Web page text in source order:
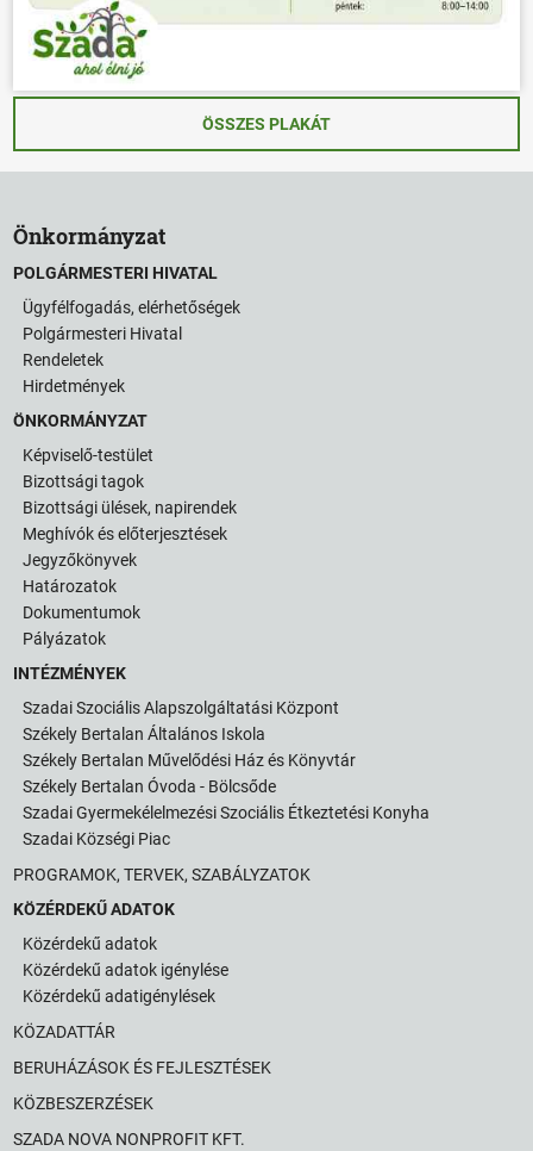
ÖSSZES PLAKÁT
Önkormányzat
POLGÁRMESTERI HIVATAL
Ügyfélfogadás, elérhetőségek
Polgármesteri Hivatal
Rendeletek
Hirdetmények
ÖNKORMÁNYZAT
Képviselő-testület
Bizottsági tagok
Bizottsági ülések, napirendek
Meghívók és előterjesztések
Jegyzőkönyvek
Határozatok
Dokumentumok
Pályázatok
INTÉZMÉNYEK
Szadai Szociális Alapszolgáltatási Központ
Székely Bertalan Általános Iskola
Székely Bertalan Művelődési Ház és Könyvtár
Székely Bertalan Óvoda - Bölcsőde
Szadai Gyermekélelmezési Szociális Étkeztetési Konyha
Szadai Községi Piac
PROGRAMOK, TERVEK, SZABÁLYZATOK
KÖZÉRDEKŰ ADATOK
Közérdekű adatok
Közérdekű adatok igénylése
Közérdekű adatigénylések
KÖZADATTÁR
BERUHÁZÁSOK ÉS FEJLESZTÉSEK
KÖZBESZERZÉSEK
SZADA NOVA NONPROFIT KFT.